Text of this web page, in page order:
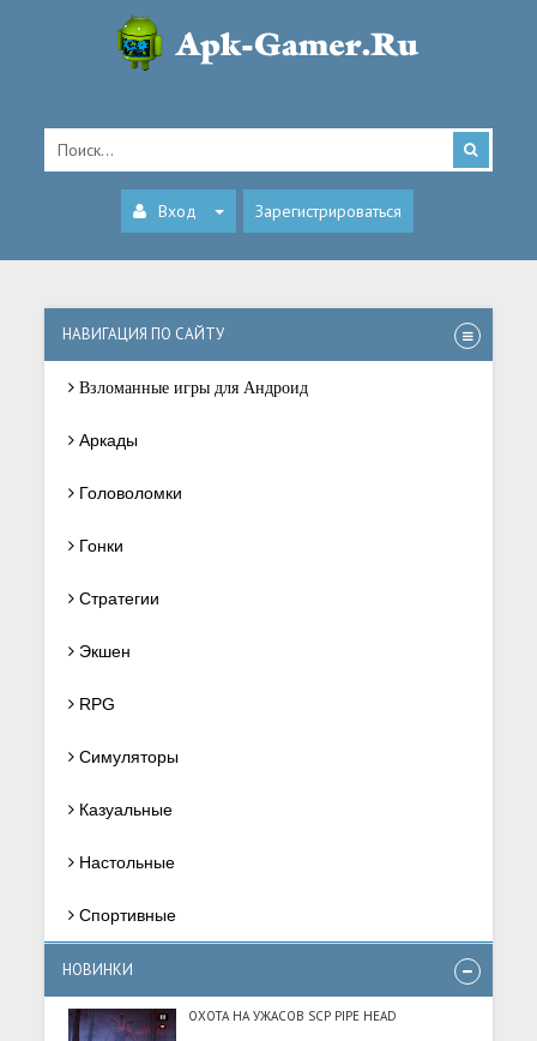
Вход Зарегистрироваться
НАВИГАЦИЯ ПО САЙТУ
Взломанные игры для Андроид
Аркады
Головоломки
Гонки
Стратегии
Экшен
RPG
Симуляторы
Казуальные
Настольные
Спортивные
НОВИНКИ
ОХОТА НА УЖАСОВ SCP PIPE HEAD